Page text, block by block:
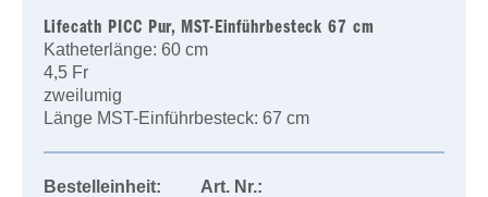
Lifecath PICC Pur, MST-Einführbesteck 67 cm
Katheterlänge: 60 cm
4,5 Fr
zweilumig
Länge MST-Einführbesteck: 67 cm
Bestelleinheit:
Art. Nr.: